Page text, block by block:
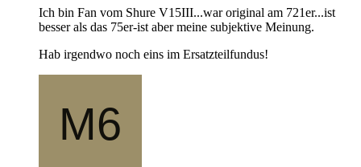
Ich bin Fan vom Shure V15III...war original am 721er...ist
besser als das 75er-ist aber meine subjektive Meinung.
Hab irgendwo noch eins im Ersatzteilfundus!